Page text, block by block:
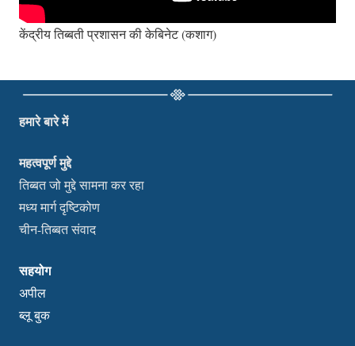
केंद्रीय तिब्बती प्रशासन की केबिनेट (कशाग)
हमारे बारे में
महत्वपूर्ण मुद्दे
तिब्बत जो मुद्दे सामना कर रहा
मध्य मार्ग दृष्टिकोण
चीन-तिब्बत संवाद
सहयोग
अपील
ब्लू बुक